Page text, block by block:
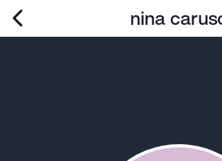
nina